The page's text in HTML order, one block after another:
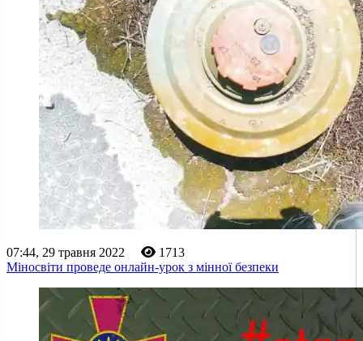
07:44, 29 травня 2022
1713
Міносвіти проведе онлайн-урок з мінної безпеки